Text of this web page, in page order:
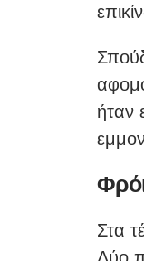
ήταν
Στα